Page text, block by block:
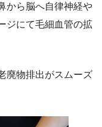
から脳へ自律神経や
ジにて毛細血管の拡
廃物排出がスムーズ